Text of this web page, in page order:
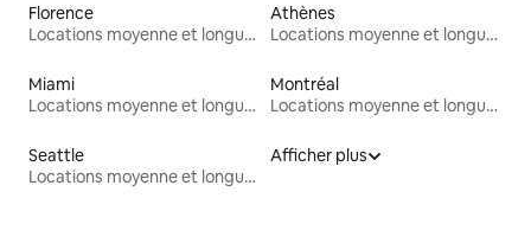
Florence
Locations moyenne et longue durée
Athènes
Locations moyenne et longue durée
Miami
Locations moyenne et longue durée
Montréal
Locations moyenne et longue durée
Seattle
Locations moyenne et longue durée
Afficher plus